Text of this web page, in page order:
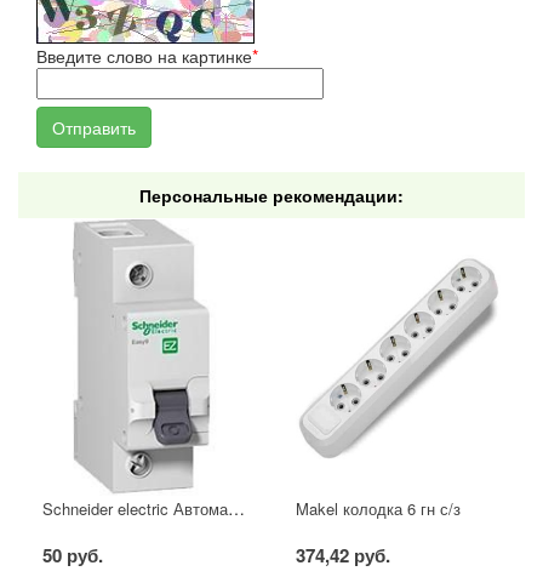
Введите слово на картинке*
Персональные рекомендации:
Schneider electric Автоматический выключатель 1/40А
50 руб.
Makel колодка 6 гн с/з
374,42 руб.